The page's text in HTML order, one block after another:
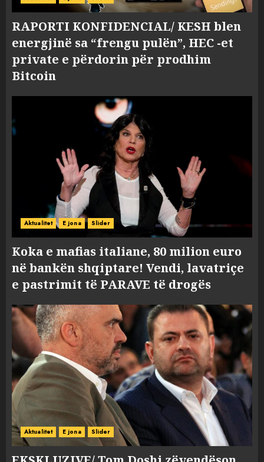
RAPORTI KONFIDENCIAL/ KESH blen
energjinë sa “frengu pulën”, HEC -et
private e përdorin për prodhim
Bitcoin
Aktualitet E jona Slider
Koka e mafias italiane, 80 milion euro
në bankën shqiptare! Vendi, lavatriçe
e pastrimit të PARAVE të drogës
Aktualitet E jona Slider